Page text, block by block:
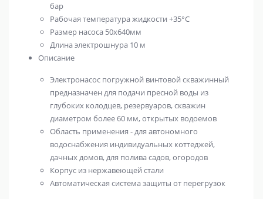
бар
Рабочая температура жидкости +35°С
Размер насоса 50х640мм
Длина электрошнура 10 м
Описание
Электронасос погружной винтовой скважинный
предназначен для подачи пресной воды из
глубоких колодцев, резервуаров, скважин
диаметром более 60 мм, открытых водоемов
Область применения - для автономного
водоснабжения индивидуальных коттеджей,
дачных домов, для полива садов, огородов
Корпус из нержавеющей стали
Автоматическая система защиты от перегрузок